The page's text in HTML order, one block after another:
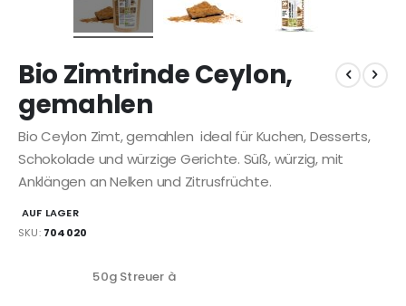
Bio Zimtrinde Ceylon,
gemahlen
Bio Ceylon Zimt, gemahlen  ideal für Kuchen, Desserts,
Schokolade und würzige Gerichte. Süß, würzig, mit
Anklängen an Nelken und Zitrusfrüchte.
AUF LAGER
SKU 704020
50g Streuer à